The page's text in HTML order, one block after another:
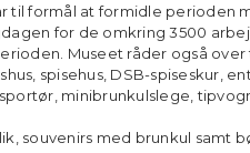
til formål at formidle perioden
for de omkring 3500
Museet råder også
spisehus, DSB-spiseskur,
minibrunkulslege,
souvenirs med brunkul samt